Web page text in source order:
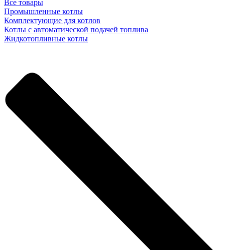
Все товары
Промышленные котлы
Комплектующие для котлов
Котлы с автоматической подачей топлива
Жидкотопливные котлы